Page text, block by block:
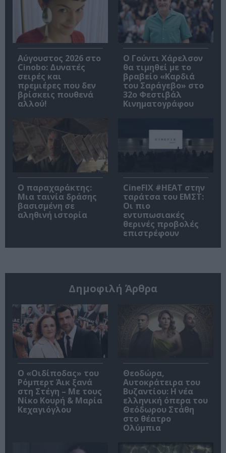
Αύγουστος 2026 στο
Cinobo: Δυνατές
σειρές και
πρεμιέρες που δεν
βρίσκεις πουθενά
αλλού!
Ο Γούντι Χάρελσον
θα τιμηθεί με το
βραβείο «Καρδιά
του Σαράγεβο» στο
32ο Φεστιβάλ
Κινηματογράφου
Ο παραχαράκτης:
Μια ταινία δράσης
βασισμένη σε
αληθινή ιστορία
CineFIX #ΗΕΑΤ στην
ταράτσα του ΕΜΣΤ:
Οι πιο
εντυπωσιακές
θερινές προβολές
επιστρέφουν
Δημοφιλή Άρθρα
O «Οιδίποδας» του
Ρόμπερτ Άικ ξανά
στη Στέγη – Με τους
Νίκο Κουρή & Μαρία
Κεχαγιόγλου
Θεοδώρα,
Αυτοκράτειρα του
Βυζαντίου: Η νέα
ελληνική όπερα του
Θεόδωρου Στάθη
στο θέατρο
Ολύμπια